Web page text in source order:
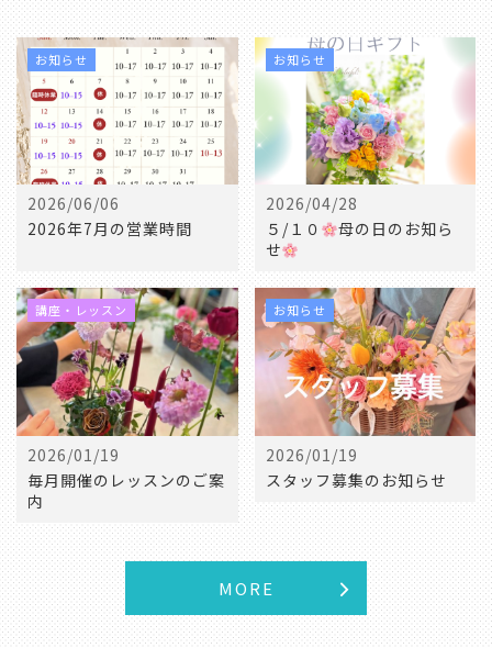
2026/06/06
2026年7月の営業時間
お知らせ
2026/04/28
５/１０
母の日のお知ら
せ
お知らせ
2026/01/19
毎月開催のレッスンのご案
内
講座・レッスン
2026/01/19
スタッフ募集のお知らせ
お知らせ
MORE